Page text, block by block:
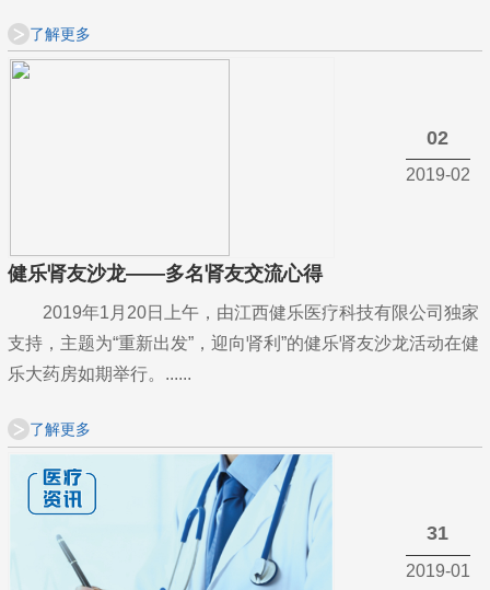
了解更多
健乐肾友沙龙——多名肾友交流心得
2019年1月20日上午，由江西健乐医疗科技有限公司独家
支持，主题为“重新出发”，迎向肾利”的健乐肾友沙龙活动在健
乐大药房如期举行。......
了解更多
02
2019-02
31
2019-01